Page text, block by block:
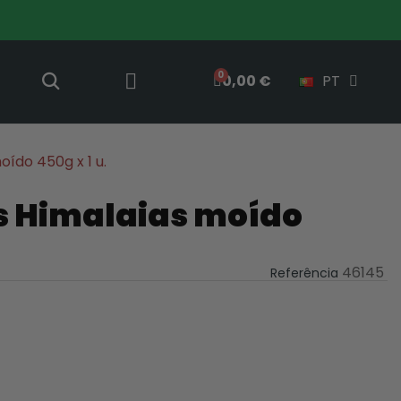
0,00 € PT
450g x 1 u.
Himalaias moído
Referência 46145